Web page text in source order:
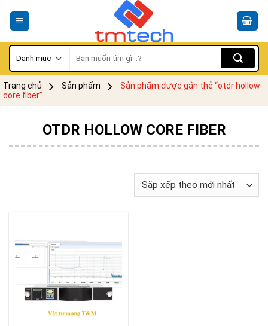
kiếm:
Trang chủ Sản phẩm
Sản phẩm được gắn thẻ “otdr hollow
core fiber”
OTDR HOLLOW CORE FIBER